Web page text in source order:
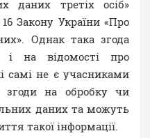
даних третіх осіб»
Закону України «Про
Однак така згода
і на відомості про
самі не є учасниками
згоди на обробку чи
даних та можуть
такої інформації.